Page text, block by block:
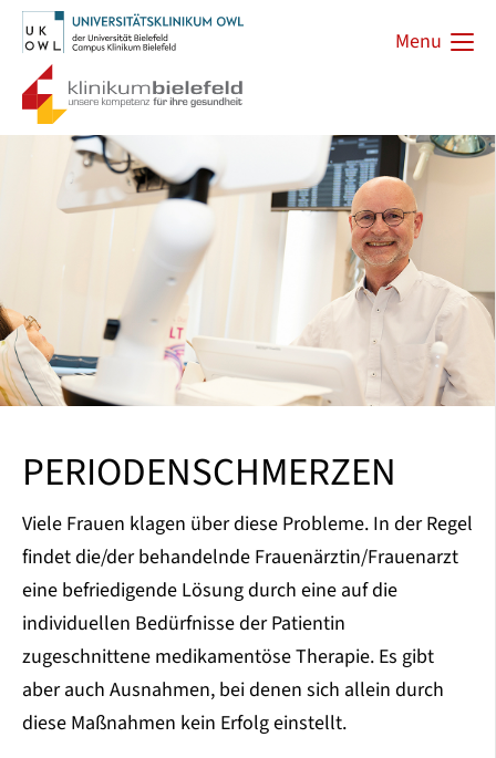
Menu
PERIODENSCHMERZEN
Viele Frauen klagen über diese Probleme. In der Regel
findet die/der behandelnde Frauenärztin/Frauenarzt
eine befriedigende Lösung durch eine auf die
individuellen Bedürfnisse der Patientin
zugeschnittene medikamentöse Therapie. Es gibt
aber auch Ausnahmen, bei denen sich allein durch
diese Maßnahmen kein Erfolg einstellt.